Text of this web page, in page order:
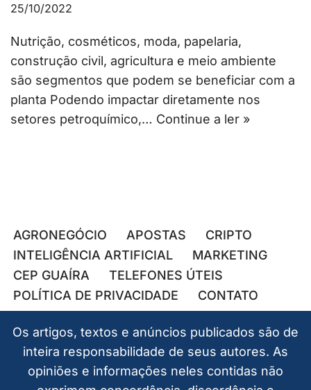
25/10/2022
Nutrição, cosméticos, moda, papelaria,
construção civil, agricultura e meio ambiente
são segmentos que podem se beneficiar com a
planta Podendo impactar diretamente nos
setores petroquímico,… Continue a ler »
AGRONEGÓCIO APOSTAS
CRIPTO
INTELIGÊNCIA ARTIFICIAL
MARKETING
CEP GUAÍRA
TELEFONES ÚTEIS
POLÍTICA DE PRIVACIDADE
CONTATO
Os artigos, textos e anúncios publicados são de
inteira responsabilidade de seus autores. As
opiniões e informações neles contidas não